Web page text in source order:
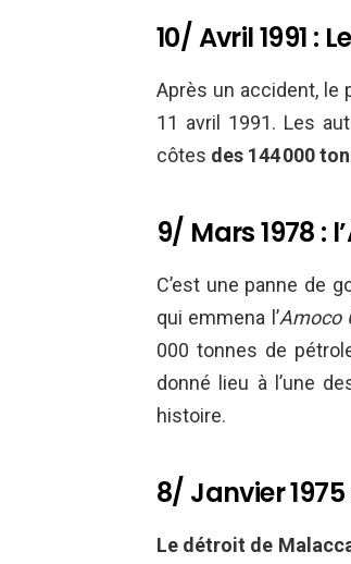
10/ Avril 1991 :
Après un accident, le
11 avril 1991. Les
côtes des 144 000
9/ Mars 1978 :
C’est une panne de
qui emmena l’Amoco
000 tonnes de
donné lieu à l’une
histoire.
8/ Janvier
Le détroit de